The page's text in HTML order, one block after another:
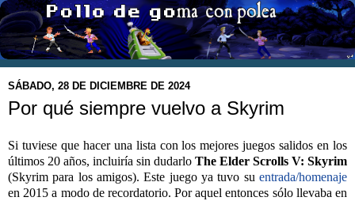
SÁBADO, 28 DE DICIEMBRE DE 2024
Por qué siempre vuelvo a Skyrim
Si tuviese que hacer una lista con los mejores juegos salidos en los
últimos 20 años, incluiría sin dudarlo The Elder Scrolls V: Skyrim
(Skyrim para los amigos). Este juego ya tuvo su entrada/homenaje
en 2015 a modo de recordatorio. Por aquel entonces sólo llevaba en